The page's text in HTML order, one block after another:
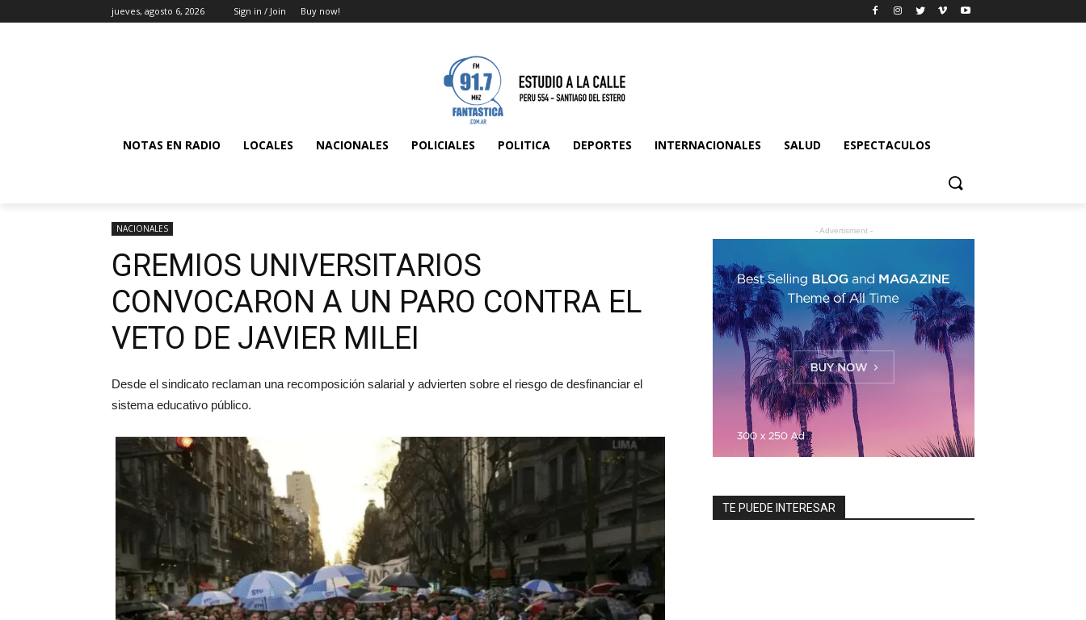
jueves, agosto 6, 2026 Sign in / Join Buy now!
NOTAS EN RADIO LOCALES NACIONALES POLICIALES POLITICA DEPORTES INTERNACIONALES SALUD ESPECTACULOS
NACIONALES
GREMIOS UNIVERSITARIOS
CONVOCARON A UN PARO CONTRA EL
VETO DE JAVIER MILEI
Desde el sindicato reclaman una recomposición salarial y advierten sobre el riesgo de desfinanciar el
sistema educativo público.
- Advertisment -
TE PUEDE INTERESAR